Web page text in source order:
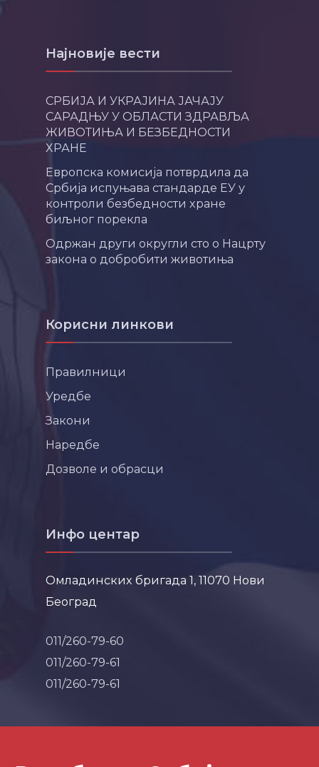
Најновије вести
СРБИЈА И УКРАЈИНА ЈАЧАЈУ
САРАДЊУ У ОБЛАСТИ ЗДРАВЉА
ЖИВОТИЊА И БЕЗБЕДНОСТИ
ХРАНЕ
Европска комисија потврдила да
Србија испуњава стандарде ЕУ у
контроли безбедности хране
биљног порекла
Одржан други округли сто о Нацрту
закона о добробити животиња
Корисни линкови
Правилници
Уредбе
Закони
Наредбе
Дозволе и обрасци
Инфо центар
Омладинских бригада 1, 11070 Нови
Београд
011/260-79-60
011/260-79-61
011/260-79-61